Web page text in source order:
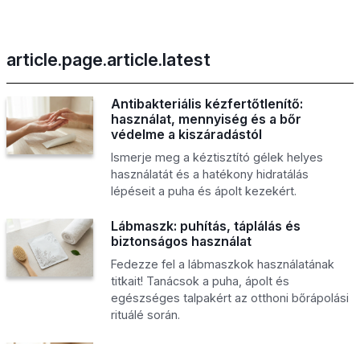
article.page.article.latest
Antibakteriális kézfertőtlenítő:
használat, mennyiség és a bőr
védelme a kiszáradástól
Ismerje meg a kéztisztító gélek helyes
használatát és a hatékony hidratálás
lépéseit a puha és ápolt kezekért.
Lábmaszk: puhítás, táplálás és
biztonságos használat
Fedezze fel a lábmaszkok használatának
titkait! Tanácsok a puha, ápolt és
egészséges talpakért az otthoni bőrápolási
rituálé során.